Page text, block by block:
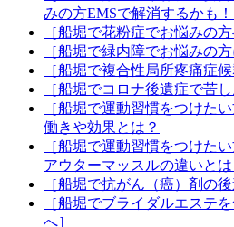
みの方EMSで解消するかも！
［船堀で花粉症でお悩みの方
［船堀で緑内障でお悩みの方
［船堀で複合性局所疼痛症
［船堀でコロナ後遺症で苦
［船堀で運動習慣をつけた
働きや効果とは？
［船堀で運動習慣をつけた
アウターマッスルの違いとは
［船堀で抗がん（癌）剤の
［船堀でブライダルエステ
へ］